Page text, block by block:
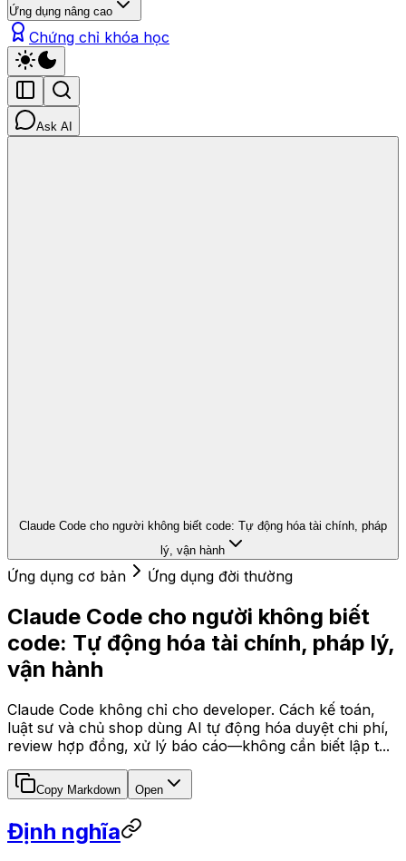
Ứng dụng nâng cao
Chứng chỉ khóa học
Ask AI
Claude Code cho người không biết code: Tự động hóa tài chính, pháp
lý, vận hành
Ứng dụng cơ bản Ứng dụng đời thường
Claude Code cho người không biết
code: Tự động hóa tài chính, pháp lý,
vận hành
Claude Code không chỉ cho developer. Cách kế toán,
luật sư và chủ shop dùng AI tự động hóa duyệt chi phí,
review hợp đồng, xử lý báo cáo—không cần biết lập t...
Copy Markdown Open
Định nghĩa